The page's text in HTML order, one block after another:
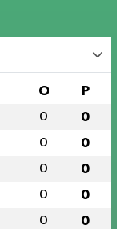
O P
0 0
0 0
0 0
0 0
0 0